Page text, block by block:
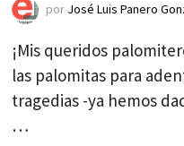
por José Luis Panero
¡Mis queridos
las palomitas para
tragedias -ya hemos
…